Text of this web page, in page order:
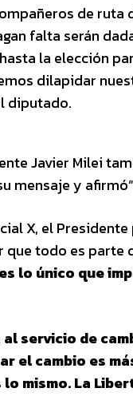
de ruta
falta serán
la elección
dilapidar
diputado.
Javier Milei
mensaje y afirmó”
X, el
todo es parte
lo único que
al servicio de
el cambio es
lo mismo. La